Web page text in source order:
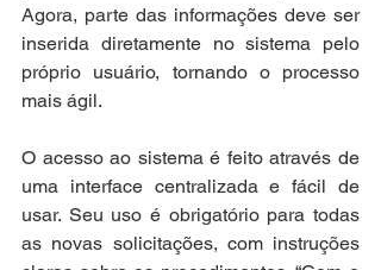
Agora, parte das informações deve ser
inserida diretamente no sistema pelo
próprio usuário, tornando o processo
mais ágil.
O acesso ao sistema é feito através de
uma interface centralizada e fácil de
usar. Seu uso é obrigatório para todas
as novas solicitações, com instruções